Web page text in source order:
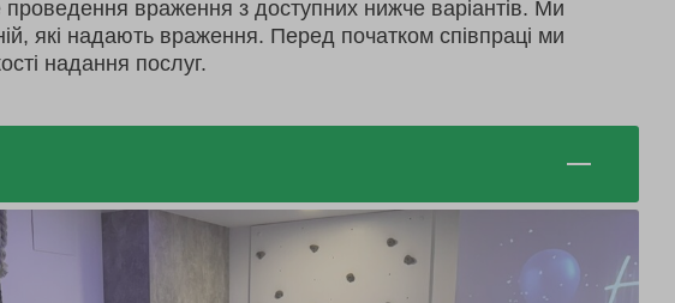
враження з доступних нижче варіантів. Ми
які надають враження. Перед початком співпраці ми
надання послуг.